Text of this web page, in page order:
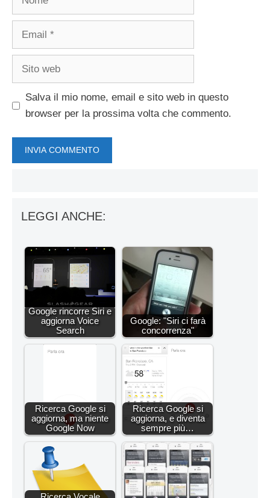
Email
Sito
Salva il mio nome, email e sito web in questo
browser per la prossima volta che commento.
LEGGI ANCHE:
Google rincorre Siri e
aggiorna Voice
Search
Google: "Siri ci farà
concorrenza"
Ricerca Google si
aggiorna, ma niente
Google Now
Ricerca Google si
aggiorna, e diventa
sempre più…